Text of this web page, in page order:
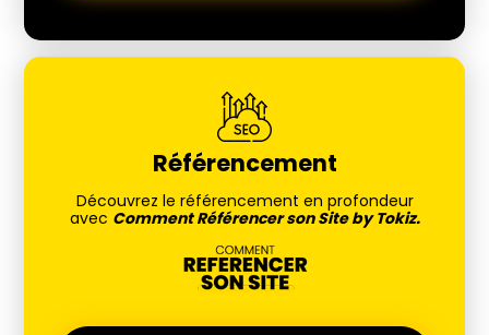
Référencement
Découvrez le référencement en profondeur
avec Comment Référencer son Site by Tokiz.